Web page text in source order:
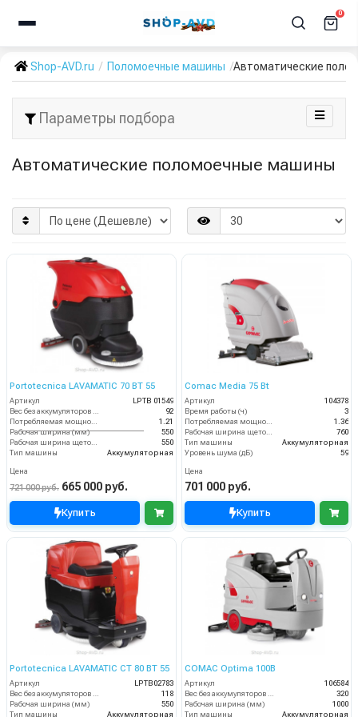
0
Shop-AVD.ru Поломоечные машины Автоматические
Параметры подбора
Автоматические поломоечные машины
Portotecnica LAVAMATIC 70 BT 55
Артикул
LPTB 01549
92
1.21
Рабочая ширина (мм)
550
550
Тип машины
Аккумуляторная
Цена
721 000 руб. 665 000 руб.
Купить
Comac Media 75 Bt
Артикул
104378
Время работы (ч)
3
1.36
760
Тип машины
Аккумуляторная
Уровень шума (дБ)
59
Цена
701 000 руб.
Купить
Portotecnica LAVAMATIC CT 80 BT 55
Артикул
LPTB02783
Вес без аккумуляторов (кг)
118
Рабочая ширина (мм)
550
Тип машины
Аккумуляторная
COMAC Optima 100B
Артикул
106584
Вес без аккумуляторов (кг)
320
Рабочая ширина (мм)
1000
Тип машины
Аккумуляторная